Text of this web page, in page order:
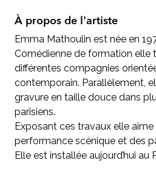
À propos de l'artiste
Emma Mathoulin est née en
Comédienne de formation elle
différentes compagnies
contemporain. Parallèlement,
gravure en taille douce dans
parisiens.
Exposant ces travaux elle
performance scénique et des
Elle est installée aujourd’hui au